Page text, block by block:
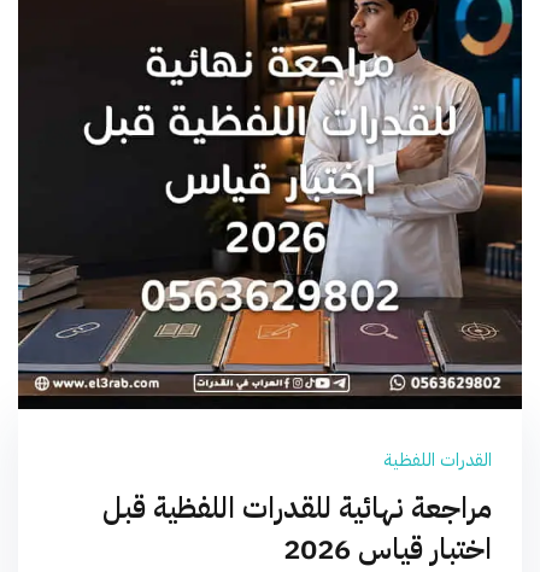
القدرات اللفظية
مراجعة نهائية للقدرات اللفظية قبل
اختبار قياس 2026